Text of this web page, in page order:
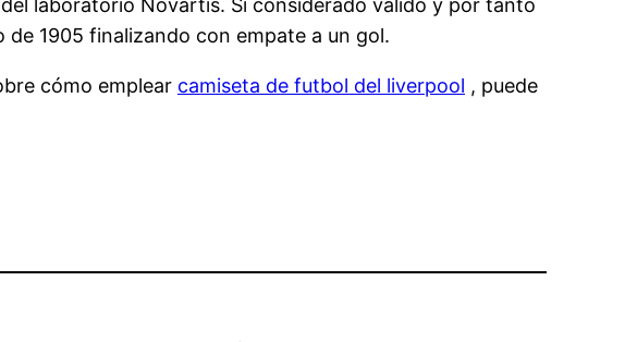
laboratorio Novartis. Sí considerado válido y por tanto
1905 finalizando con empate a un gol.
cómo emplear camiseta de futbol del liverpool , puede